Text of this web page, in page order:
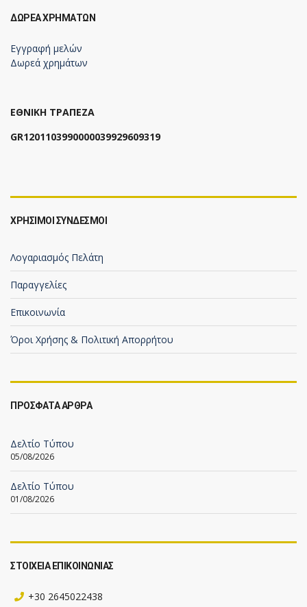
ΔΩΡΕΆ ΧΡΗΜΆΤΩΝ
Εγγραφή μελών
Δωρεά χρημάτων
ΕΘΝΙΚΗ ΤΡΑΠΕΖΑ
GR1201103990000039929609319
ΧΡΗΣΙΜΟΙ ΣΥΝΔΕΣΜΟΙ
Λογαριασμός Πελάτη
Παραγγελίες
Επικοινωνία
Όροι Χρήσης & Πολιτική Απορρήτου
ΠΡΟΣΦΑΤΑ ΑΡΘΡΑ
Δελτίο Τύπου
05/08/2026
Δελτίο Τύπου
01/08/2026
ΣΤΟΙΧΕΙΑ ΕΠΙΚΟΙΝΩΝΙΑΣ
+30 2645022438